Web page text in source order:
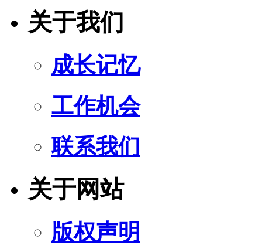
关于我们
成长记忆
工作机会
联系我们
关于网站
版权声明